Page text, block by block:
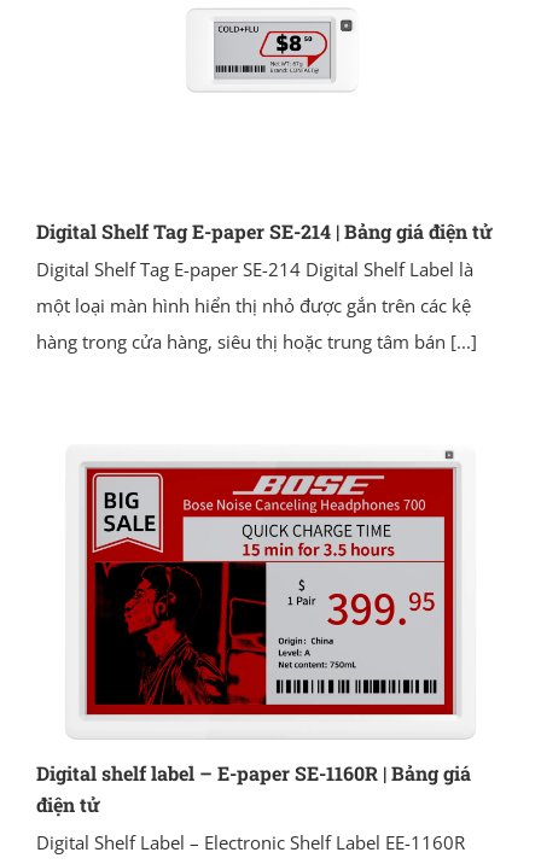
Digital Shelf Tag E-paper SE-214 | Bảng giá điện tử
Digital Shelf Tag E-paper SE-214 Digital Shelf Label là
một loại màn hình hiển thị nhỏ được gắn trên các kệ
hàng trong cửa hàng, siêu thị hoặc trung tâm bán [...]
Digital shelf label – E-paper SE-1160R | Bảng giá
điện tử
Digital Shelf Label – Electronic Shelf Label EE-1160R